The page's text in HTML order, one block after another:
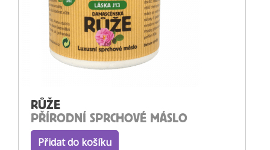
RŮŽE
PŘÍRODNÍ SPRCHOVÉ MÁSLO
Přidat do košíku